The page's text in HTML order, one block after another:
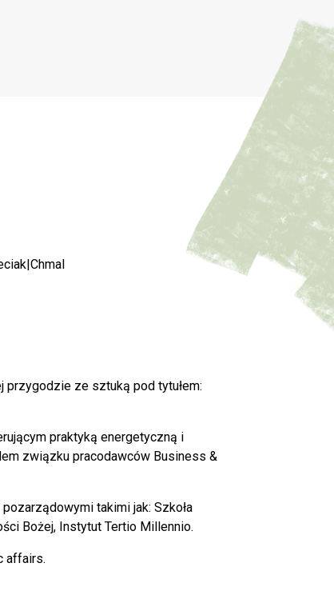
przygodzie ze sztuką pod tytułem:
praktyką energetyczną i
związku pracodawców Business &
takimi jak: Szkoła
Bożej, Instytut Tertio Millennio.
affairs.